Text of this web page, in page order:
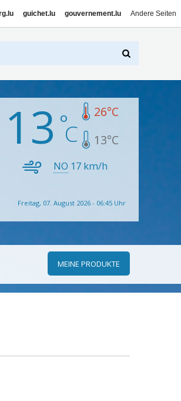
guichet.lu gouvernement.lu Andere Seiten
13 26°C
13°C
NO 17 km/h
Freitag, 07. August 2026 - 06:45 Uhr
MEINE PRODUKTE